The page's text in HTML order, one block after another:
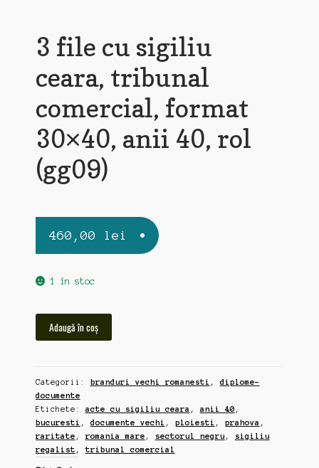
3 file cu sigiliu
ceara, tribunal
comercial, format
30×40, anii 40, rol
(gg09)
460,00 lei
1 în stoc
sigiliu
ceara,
tribunal
comercial,
format
Adaugă în coș
Categorii: branduri vechi romanesti ,diplome-
documente
Etichete:acte cu sigiliu ceara ,anii 40 ,
bucuresti ,documente vechi , ploiesti , prahova ,
raritate , romania mare , sectorul negru ,
sigiliu
regalist , tribunal comercial